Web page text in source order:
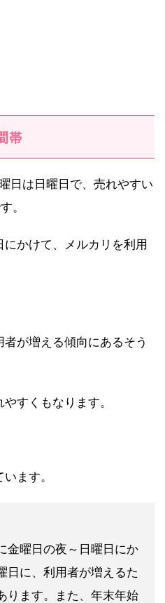
帯
日は日曜日で、売れやすい
。
かけて、メルカリを利用
が増える傾向にあるそう
すくもなります。
ます。
金曜日の夜～日曜日にか
日に、利用者が増えるた
ります。また、年末年始